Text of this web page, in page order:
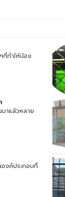
ที่ทำให้น้อง
าแล้วหลาย
งค์ประกอบที่